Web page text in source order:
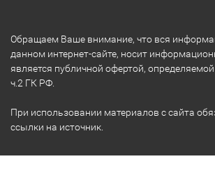
Обращаем Ваше внимание, что вся
данном интернет-сайте, носит
является публичной офертой,
ч.2 ГК РФ.
При использовании материалов с сайта
ссылки на источник.